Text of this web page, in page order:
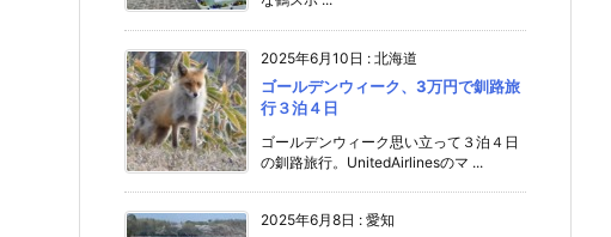
2025年6月10日 : 北海道
ゴールデンウィーク、3万円で釧路旅
行３泊４日
ゴールデンウィーク思い立って３泊４日
の釧路旅行。UnitedAirlinesのマ ...
2025年6月8日 : 愛知